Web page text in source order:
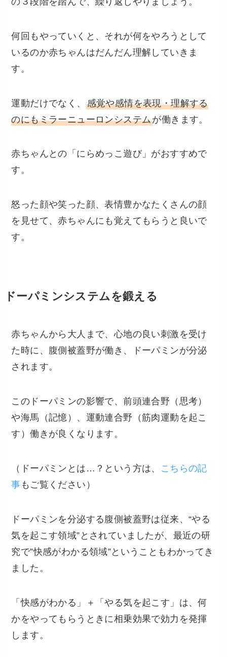
何回もやっていくと、それが何をやろうとして
いるのか赤ちゃんはだんだん理解していきま
す。
運動だけでなく、 感覚や感情を表現・理解する
のにもミラーニューロンシステムが働きます。
赤ちゃんとの「にらめっこ遊び」がおすすめで
す。
怒った顔や笑った顔、表情豊かなたくさんの顔
を見せて、赤ちゃんにも覚えてもらうと良いで
す。
ドーパミンシステムを鍛える
赤ちゃんから大人まで、心地の良い刺激を受け
た時に、腹側被蓋野が働き、ドーパミンが分泌
されます。
このドーパミンの影響で、前頭連合野（思考）
や海馬（記憶）、運動連合野（筋肉運動を起こ
す）働きが良くなります。
（ドーパミンとは…？という方は、
こちらの記
事 もご覧ください）
ドーパミンを分泌する腹側被蓋野は従来、“やる
気を起こす領域”とされていましたが、最近の研
究で”快感がわかる領域”ということもわかってき
ました。
「快感がわかる」＋「やる気を起こす」は、何
かをやってもらうときに相乗効果で効力を発揮
します。